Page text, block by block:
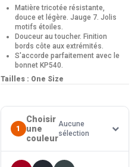
Matière tricotée résistante,
douce et légère. Jauge 7. Jolis
motifs étoiles.
Douceur au toucher. Finition
bords côte aux extrémités.
S'accorde parfaitement avec le
bonnet KP540.
Tailles : One Size
1
Choisir
une
couleur
Aucune
sélection